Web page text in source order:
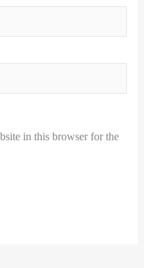
in this browser for the